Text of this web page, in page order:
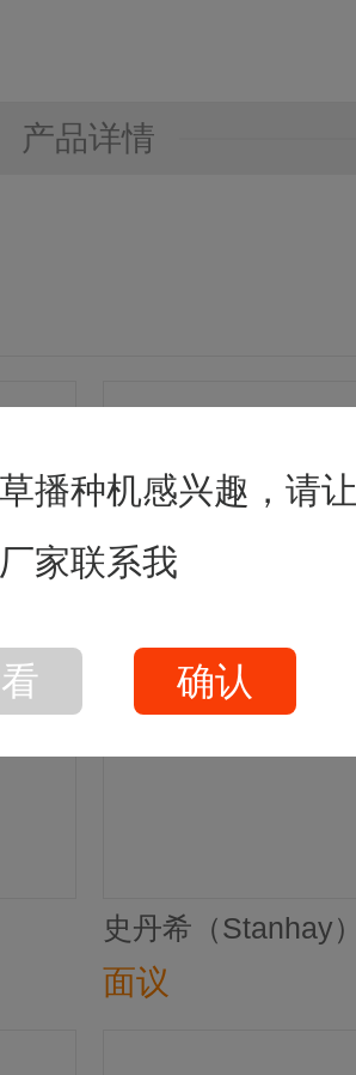
产品详情
面议
史丹希（Stanhay
机
面议
播种机感兴趣，请让
厂家联系我
确认